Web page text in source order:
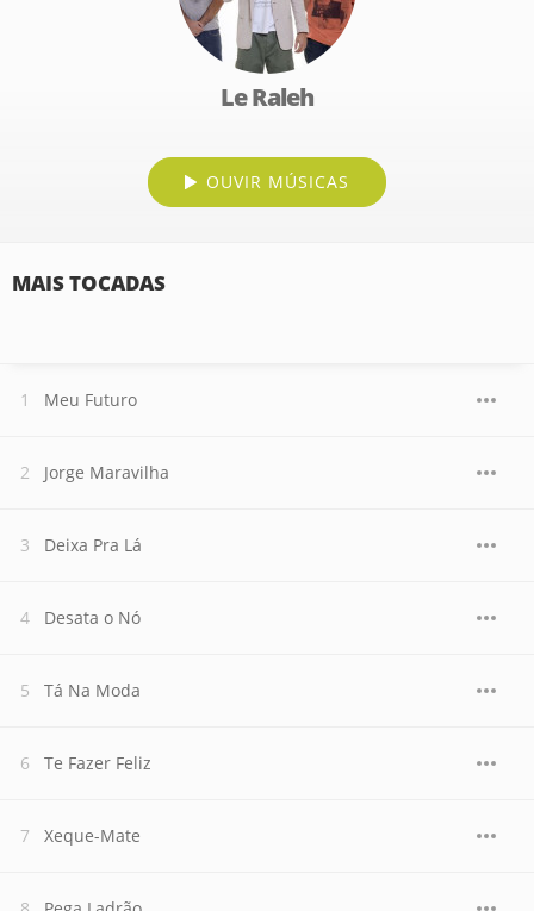
Le Raleh
OUVIR MÚSICAS
MAIS TOCADAS
Meu Futuro
Jorge Maravilha
Deixa Pra Lá
Desata o Nó
Tá Na Moda
Te Fazer Feliz
Xeque-Mate